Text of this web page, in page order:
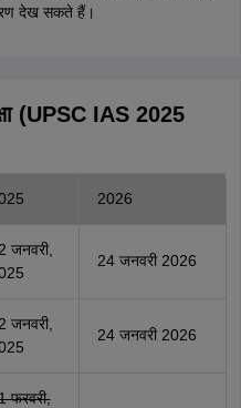
देख सकते हैं।
(UPSC IAS 2025
2026
जनवरी,
24 जनवरी 2026
जनवरी,
24 जनवरी 2026
फरवरी,